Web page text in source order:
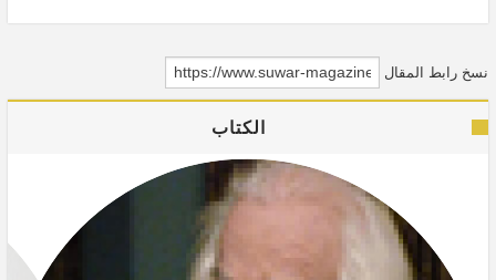
نسخ رابط المقال
الكتاب